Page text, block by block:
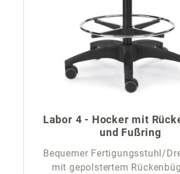
Labor 4 - Hocker mit
und Fußring
Bequemer Fertigungsstuhl/
mit gepolstertem